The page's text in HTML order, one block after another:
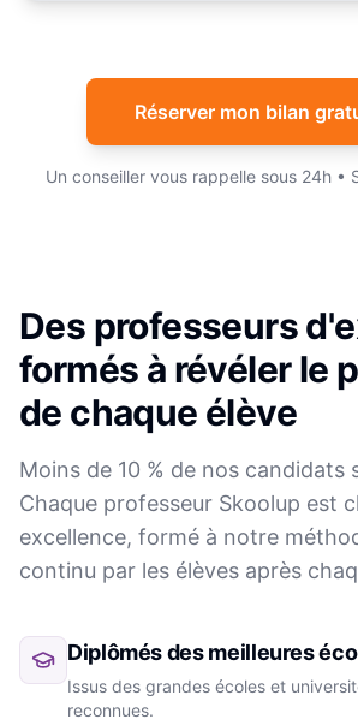
Réserver mon bilan
Un conseiller vous rappelle sous 24h •
Des professeurs
formés à révéler le
de chaque élève
Moins de 10 % de nos candidats
Chaque professeur Skoolup est
excellence, formé à notre
continu par les élèves après
Diplômés des meilleures
Issus des grandes écoles et
reconnues.